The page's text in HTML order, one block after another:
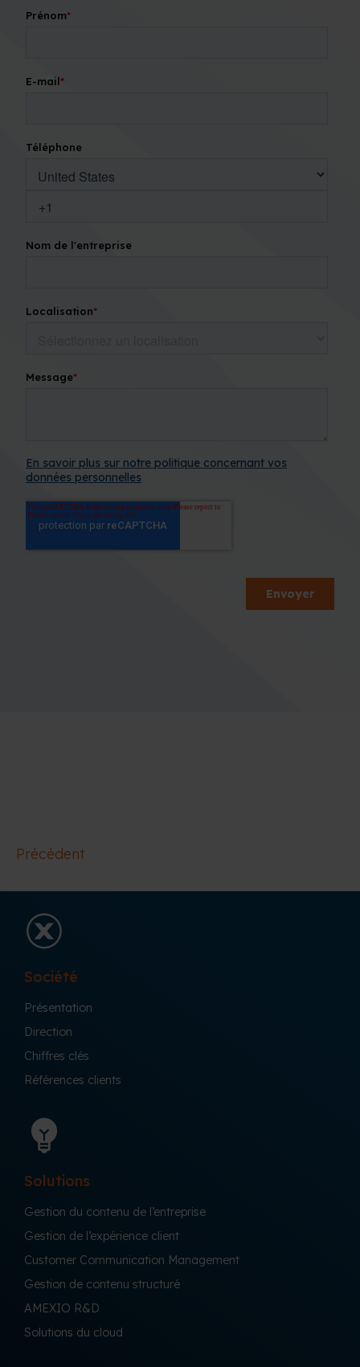
Précédent
Société
Présentation
Direction
Chiffres clés
Références clients
Solutions
Gestion du contenu de l’entreprise
Gestion de l’expérience client
Customer Communication Management
Gestion de contenu structuré
AMEXIO R&D
Solutions du cloud